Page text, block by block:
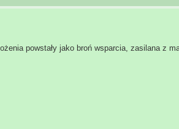
powstały jako broń wsparcia, zasilana z